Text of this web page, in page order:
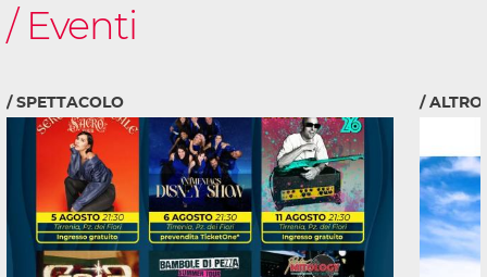
Eventi
SPETTACOLO ALTRO